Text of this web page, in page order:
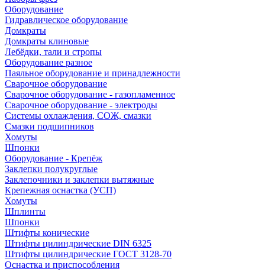
Оборудование
Гидравлическое оборудование
Домкраты
Домкраты клиновые
Лебёдки, тали и стропы
Оборудование разное
Паяльное оборудование и принадлежности
Сварочное оборудование
Сварочное оборудование - газопламенное
Сварочное оборудование - электроды
Системы охлаждения, СОЖ, смазки
Смазки подшипников
Хомуты
Шпонки
Оборудование - Крепёж
Заклепки полукруглые
Заклепочники и заклепки вытяжные
Крепежная оснастка (УСП)
Хомуты
Шплинты
Шпонки
Штифты конические
Штифты цилиндрические DIN 6325
Штифты цилиндрические ГОСТ 3128-70
Оснастка и приспособления